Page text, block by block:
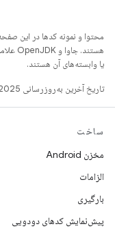
محتوا و نمونه کدها در این
یا وابسته‌های آن هستند.
تاریخ آخرین به‌روزرسانی 2025-07-29 به‌وقت ساعت هماهنگ جهانی.
ساخت
مخزن Android
الزامات
بارگیری
پیش‌نمایش کدهای دودویی